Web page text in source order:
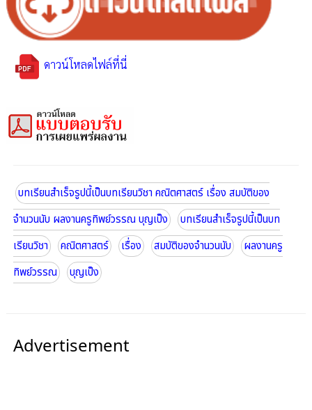
ดาวน์โหลดไฟล์ที่นี่
บทเรียนสำเร็จรูปนี้เป็นบทเรียนวิชา คณิตศาสตร์ เรื่อง สมบัติของ
จำนวนนับ ผลงานครูทิพย์วรรณ บุญเป็ง
บทเรียนสำเร็จรูปนี้เป็นบท
เรียนวิชา
คณิตศาสตร์ เรื่อง สมบัติของจำนวนนับ
ผลงานครู
ทิพย์วรรณ
บุญเป็ง
Advertisement